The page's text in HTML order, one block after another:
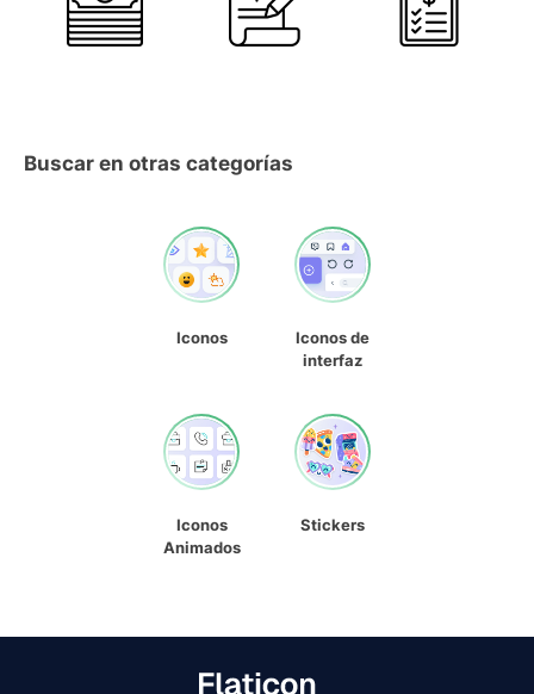
Buscar en otras categorías
Iconos
Iconos de
interfaz
Iconos
Animados
Stickers